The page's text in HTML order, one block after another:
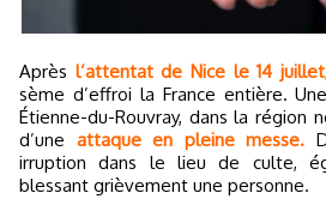
Après l’attentat de Nice le 14
sème d’effroi la France entière.
Étienne-du-Rouvray, dans la région
d’une attaque en pleine messe.
irruption dans le lieu de culte,
blessant grièvement une personne.